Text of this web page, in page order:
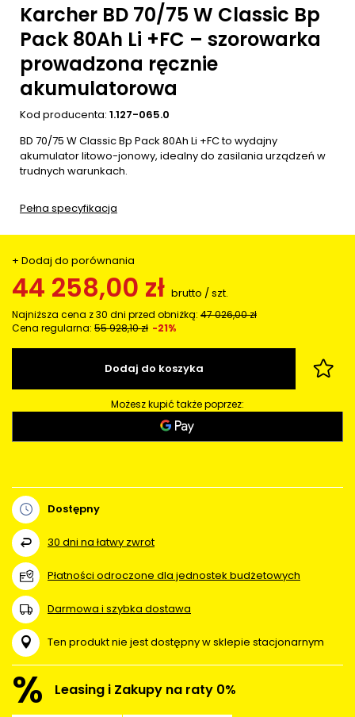
Karcher BD 70/75 W Classic Bp
Pack 80Ah Li +FC – szorowarka
prowadzona ręcznie
akumulatorowa
Kod producenta: 1.127-065.0
BD 70/75 W Classic Bp Pack 80Ah Li +FC to wydajny
akumulator litowo-jonowy, idealny do zasilania urządzeń w
trudnych warunkach.
Pełna specyfikacja
+ Dodaj do porównania
44 258,00 zł brutto /szt.
Najniższa cena z 30 dni przed obniżką: 47 026,00 zł
Cena regularna: 55 928,10 zł -21%
Dodaj do koszyka
Możesz kupić także poprzez:
Dostępny
30 dni na łatwy zwrot
Płatności odroczone dla jednostek budżetowych
Darmowa i szybka dostawa
Ten produkt nie jest dostępny w sklepie stacjonarnym
% Leasing i Zakupy na raty 0%